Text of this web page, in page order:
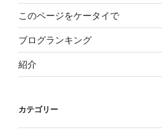
このページをケータイで
ブログランキング
紹介
カテゴリー